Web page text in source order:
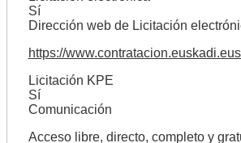
Sí
Dirección web de Licitación
https://
Licitación KPE
Sí
Comunicación
Acceso libre, directo, completo y